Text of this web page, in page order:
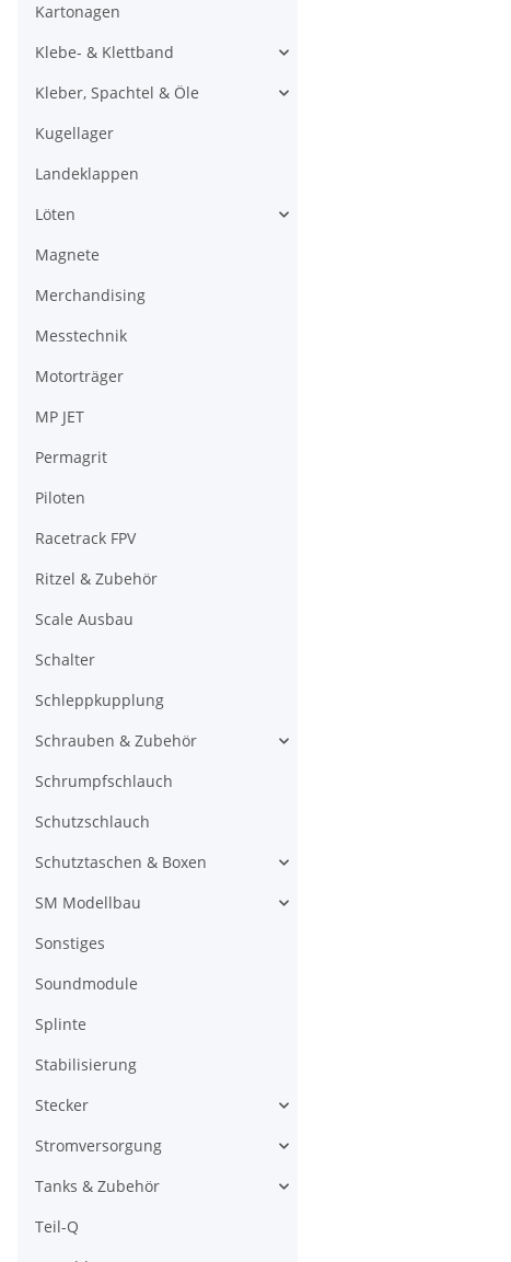
Kartonagen
Klebe- & Klettband
Kleber, Spachtel & Öle
Kugellager
Landeklappen
Löten
Magnete
Merchandising
Messtechnik
Motorträger
MP JET
Permagrit
Piloten
Racetrack FPV
Ritzel & Zubehör
Scale Ausbau
Schalter
Schleppkupplung
Schrauben & Zubehör
Schrumpfschlauch
Schutzschlauch
Schutztaschen & Boxen
SM Modellbau
Sonstiges
Soundmodule
Splinte
Stabilisierung
Stecker
Stromversorgung
Tanks & Zubehör
Teil-Q